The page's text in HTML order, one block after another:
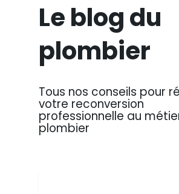
Le blog du
plombier
Tous nos conseils pour
votre reconversion
professionnelle au
plombier